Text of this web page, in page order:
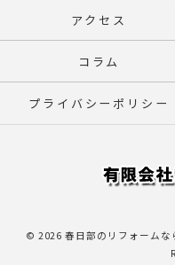
アクセス
コラム
プライバシーポリシー
© 2026 春日部のリフォームな